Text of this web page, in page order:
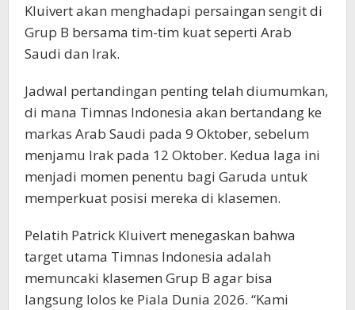
Kluivert akan menghadapi persaingan sengit di
Grup B bersama tim-tim kuat seperti Arab
Saudi dan Irak.
Jadwal pertandingan penting telah diumumkan,
di mana Timnas Indonesia akan bertandang ke
markas Arab Saudi pada 9 Oktober, sebelum
menjamu Irak pada 12 Oktober. Kedua laga ini
menjadi momen penentu bagi Garuda untuk
memperkuat posisi mereka di klasemen.
Pelatih Patrick Kluivert menegaskan bahwa
target utama Timnas Indonesia adalah
memuncaki klasemen Grup B agar bisa
langsung lolos ke Piala Dunia 2026. “Kami